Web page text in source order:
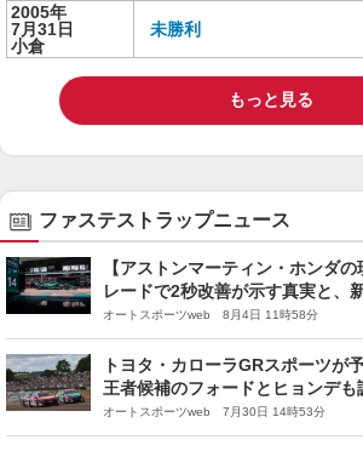
2005年
7月31日
小倉
未勝利
もっと見る
ファステストラップニュース
【アストンマーティン・ホンダ
レードで2秒改善が示す真実と、
期待
オートスポーツweb 8月4日 11時58分
トヨタ・カローラGRスポーツが
王者候補のフォードとヒョンデ
オートスポーツweb 7月30日 14時53分